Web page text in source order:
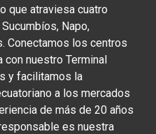
que atraviesa cuatro
Napo,
Conectamos los centros
nuestro Terminal
y facilitamos la
a los mercados
de más de 20 años
es nuestra